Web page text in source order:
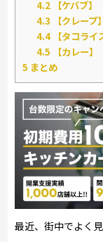
4.2 【ケバブ】
4.3 【クレープ】
4.4【タコライ
4.5 【カレー】
5 まとめ
最近、街中でよく